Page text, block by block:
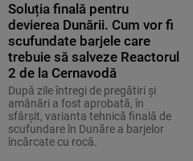
Soluția finală pentru
devierea Dunării. Cum vor fi
scufundate barjele care
trebuie să salveze Reactorul
2 de la Cernavodă
După zile întregi de pregătiri și
amânări a fost aprobată, în
sfârșit, varianta tehnică finală de
scufundare în Dunăre a barjelor
încărcate cu rocă.